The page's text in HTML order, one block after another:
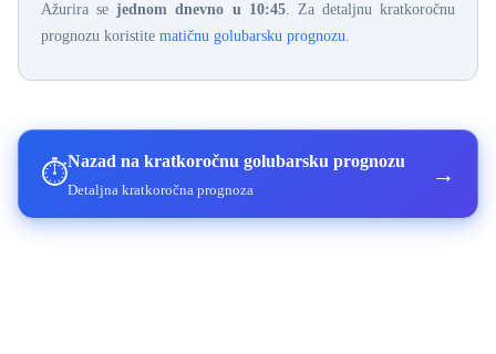
Ažurira sejednom dnevno u 10:45. Za detaljnu kratkoročnu
prognozu koristite matičnu golubarsku prognozu.
⏱️Nazad na kratkoročnu golubarsku prognozu
Detaljna kratkoročna prognoza
→